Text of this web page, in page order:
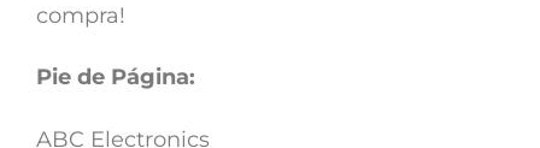
compra!
Pie de Página:
ABC Electronics